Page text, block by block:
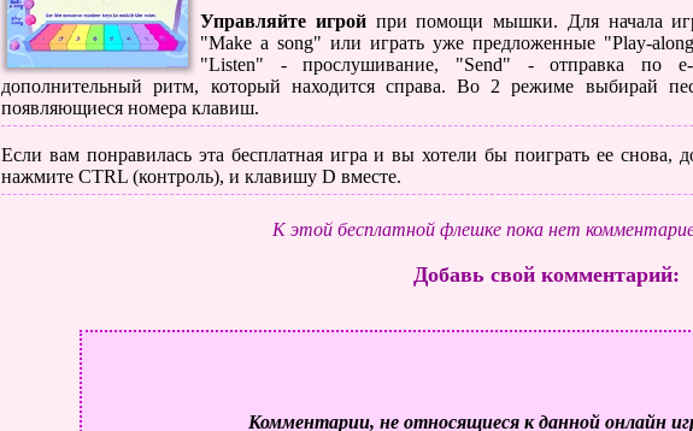
Управляйте игройпри помощи мышки. Для начала
"Make a song" или играть уже предложенные "Play-
"Listen" - прослушивание, "Send" - отправка по
дополнительный ритм, который находится справа. Во 2 режиме выбирай
появляющиеся номера клавиш.
Если вам понравилась эта бесплатная игра и вы хотели бы поиграть ее снова,
нажмите CTRL (контроль), и клавишу D вместе.
К этой бесплатной флешке пока нет
Добавь свой комментарий:
Комментарии, не относящиеся к данной онлайн